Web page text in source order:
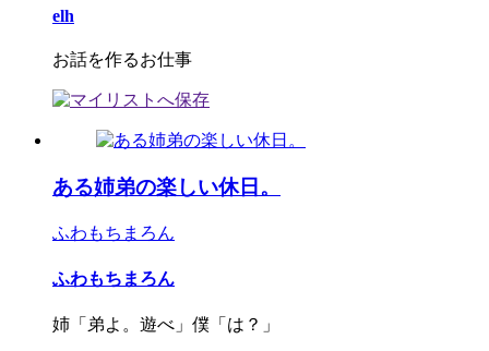
elh
お話を作るお仕事
ある姉弟の楽しい休日。
ふわもちまろん
ふわもちまろん
姉「弟よ。遊べ」僕「は？」